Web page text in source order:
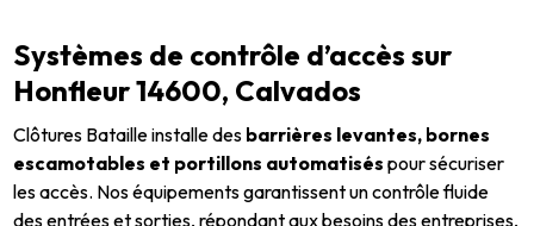
Systèmes de contrôle d’accès sur
Honfleur 14600, Calvados
Clôtures Bataille installe des barrières levantes, bornes
escamotables et portillons automatisés pour sécuriser
les accès. Nos équipements garantissent un contrôle fluide
des entrées et sorties, répondant aux besoins des entreprises,